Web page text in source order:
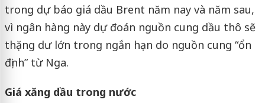
trong dự báo giá dầu Brent năm nay và năm sau,
vì ngân hàng này dự đoán nguồn cung dầu thô sẽ
thặng dư lớn trong ngắn hạn do nguồn cung “ổn
định” từ Nga.
Giá xăng dầu trong nước